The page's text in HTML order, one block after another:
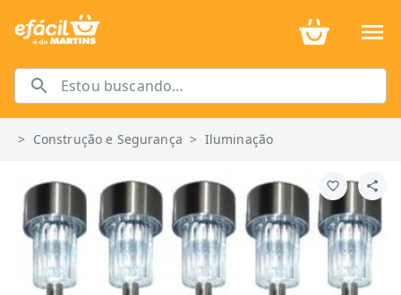
> Construção e Segurança > Iluminação